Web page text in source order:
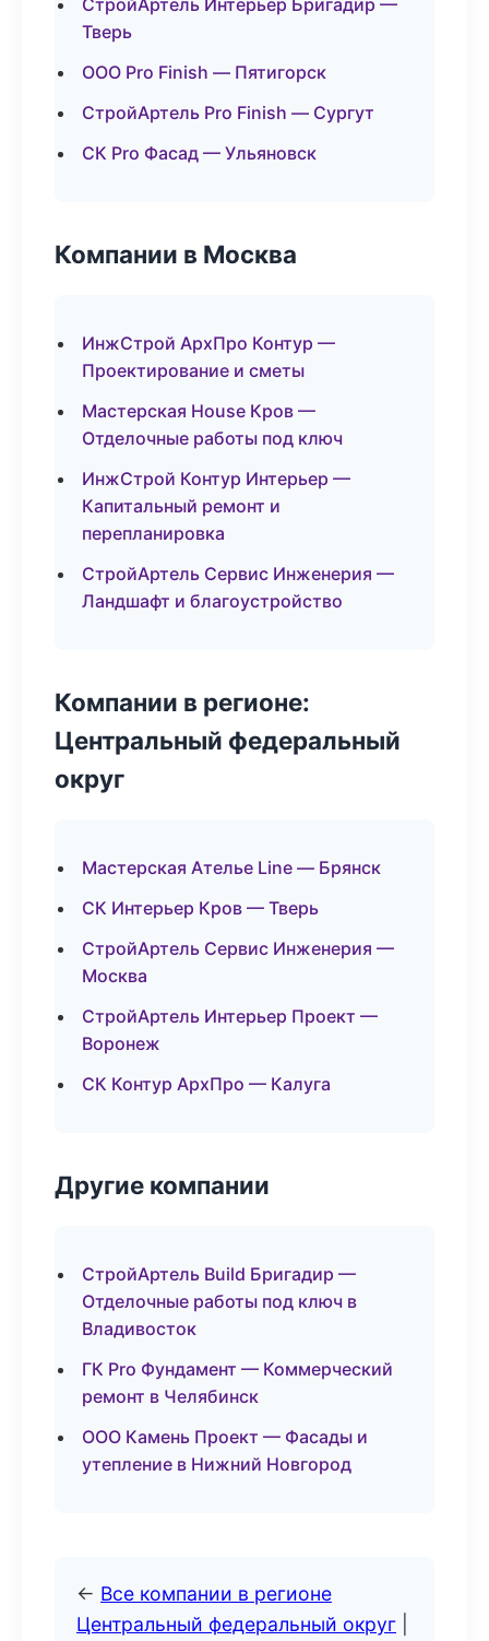
СтройАртель Интерьер Бригадир —
Тверь
ООО Pro Finish — Пятигорск
СтройАртель Pro Finish — Сургут
СК Pro Фасад — Ульяновск
Компании в Москва
ИнжСтрой АрхПро Контур —
Проектирование и сметы
Мастерская House Кров —
Отделочные работы под ключ
ИнжСтрой Контур Интерьер —
Капитальный ремонт и
перепланировка
СтройАртель Сервис Инженерия —
Ландшафт и благоустройство
Компании в регионе:
Центральный федеральный
округ
Мастерская Ателье Line — Брянск
СК Интерьер Кров — Тверь
СтройАртель Сервис Инженерия —
Москва
СтройАртель Интерьер Проект —
Воронеж
СК Контур АрхПро — Калуга
Другие компании
СтройАртель Build Бригадир —
Отделочные работы под ключ в
Владивосток
ГК Pro Фундамент — Коммерческий
ремонт в Челябинск
ООО Камень Проект — Фасады и
утепление в Нижний Новгород
← Все компании в регионе
Центральный федеральный округ